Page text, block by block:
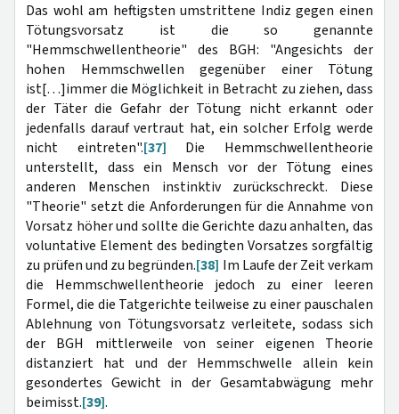
Das wohl am heftigsten umstrittene Indiz gegen einen
Tötungsvorsatz ist die so genannte
"Hemmschwellentheorie" des BGH: "Angesichts der
hohen Hemmschwellen gegenüber einer Tötung
ist[…]immer die Möglichkeit in Betracht zu ziehen, dass
der Täter die Gefahr der Tötung nicht erkannt oder
jedenfalls darauf vertraut hat, ein solcher Erfolg werde
nicht eintreten".[37] Die Hemmschwellentheorie
unterstellt, dass ein Mensch vor der Tötung eines
anderen Menschen instinktiv zurückschreckt. Diese
"Theorie" setzt die Anforderungen für die Annahme von
Vorsatz höher und sollte die Gerichte dazu anhalten, das
voluntative Element des bedingten Vorsatzes sorgfältig
zu prüfen und zu begründen.[38] Im Laufe der Zeit verkam
die Hemmschwellentheorie jedoch zu einer leeren
Formel, die die Tatgerichte teilweise zu einer pauschalen
Ablehnung von Tötungsvorsatz verleitete, sodass sich
der BGH mittlerweile von seiner eigenen Theorie
distanziert hat und der Hemmschwelle allein kein
gesondertes Gewicht in der Gesamtabwägung mehr
beimisst.[39].